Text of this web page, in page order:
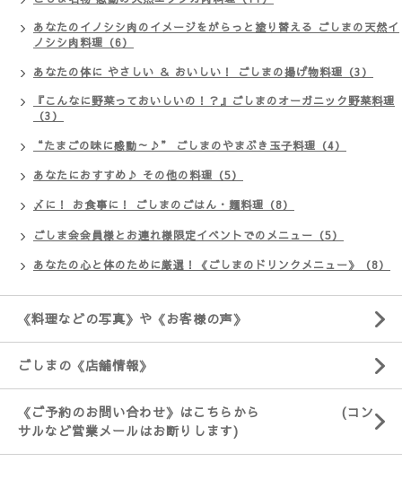
あなたのイノシシ肉のイメージをがらっと塗り替える ごしまの天然イ
ノシシ肉料理（6）
あなたの体に やさしい ＆ おいしい！ ごしまの揚げ物料理（3）
『こんなに野菜っておいしいの！？』ごしまのオーガニック野菜料理
（3）
“たまごの味に感動～♪” ごしまのやまぶき玉子料理（4）
あなたにおすすめ♪ その他の料理（5）
〆に！ お食事に！ ごしまのごはん・麺料理（8）
ごしま会会員様とお連れ様限定イベントでのメニュー（5）
あなたの心と体のために厳選！《ごしまのドリンクメニュー》（8）
《料理などの写真》や《お客様の声》
ごしまの《店舗情報》
《ご予約のお問い合わせ》はこちらから (コン
サルなど営業メールはお断りします)